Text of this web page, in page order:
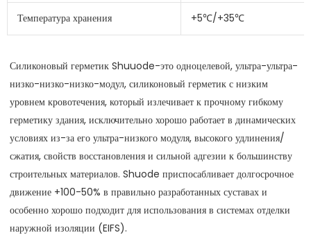
Температура хранения +5℃/+35℃
Силиконовый герметик Shuuode-это одноцелевой, ультра-ультра-
низко-низко-низко-модул, силиконовый герметик с низким
уровнем кровотечения, который излечивает к прочному гибкому
герметику здания, исключительно хорошо работает в динамических
условиях из-за его ультра-низкого модуля, высокого удлинения/
сжатия, свойств восстановления и сильной адгезии к большинству
строительных материалов. Shuode приспосабливает долгосрочное
движение +100-50% в правильно разработанных суставах и
особенно хорошо подходит для использования в системах отделки